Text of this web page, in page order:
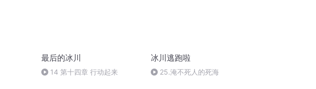
最后的冰川
14 第十四章 行动起来
冰川逃跑啦
25.淹不死人的死海